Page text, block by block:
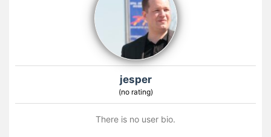
jesper
(no rating)
There is no user bio.